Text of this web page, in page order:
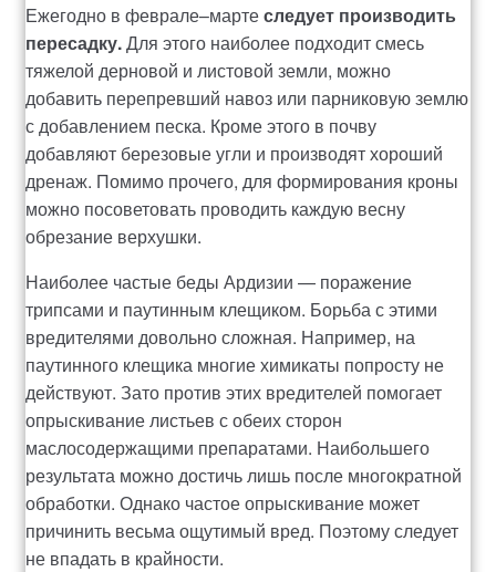
Рахунок 1060
Рахунок 1606
Рахунок 2415
рахунок 3545
рахунок 4180
рахунок 4500
Рахунок 5200
рахунок 765
Рахунок 936
Ежегодно в феврале–мартеследует производить
пересадку.Для этого наиболее подходит смесь
тяжелой дерновой и листовой земли, можно
добавить перепревший навоз или парниковую землю
с добавлением песка. Кроме этого в почву
добавляют березовые угли и производят хороший
дренаж. Помимо прочего, для формирования кроны
можно посоветовать проводить каждую весну
обрезание верхушки.
Наиболее частые беды Ардизии — поражение
трипсами и паутинным клещиком. Борьба с этими
вредителями довольно сложная. Например, на
паутинного клещика многие химикаты попросту не
действуют. Зато против этих вредителей помогает
опрыскивание листьев с обеих сторон
маслосодержащими препаратами. Наибольшего
результата можно достичь лишь после многократной
обработки. Однако частое опрыскивание может
причинить весьма ощутимый вред. Поэтому следует
не впадать в крайности.